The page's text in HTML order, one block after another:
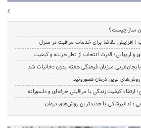
ساز چیست؟
| افزایش تقاضا برای خدمات مراقبت در منزل
و اروپایی؛ قدرت انتخاب از نظر هزینه و کیفیت
میزبان فرهنگی هفته بدون دخانیات شد
روش‌های نوین درمان هموروئید
ارتقاء کیفیت زندگی با مراقبتی حرفه‌ای و دلسوزانه
دندانپزشکی با جدیدترین روش‌های درمان